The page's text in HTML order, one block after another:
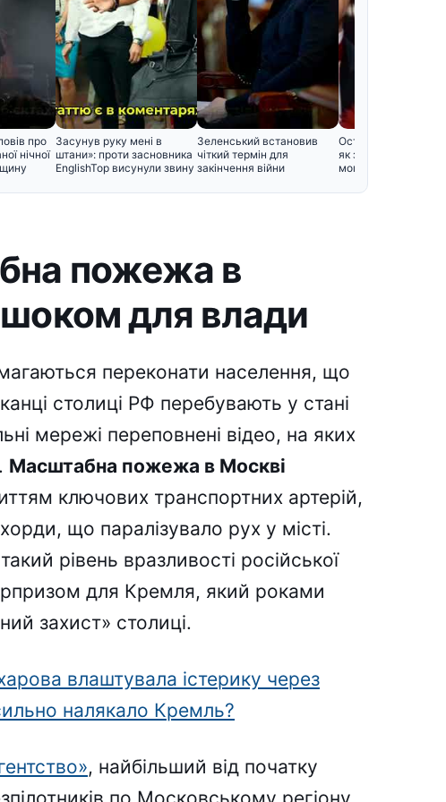
про
нічної
Засунув руку мені в
штани»: проти засновника
EnglishTop висунули звину
Зеленський встановив
чіткий термін для
закінчення війни
Останній спочинок
як зараз виглядають
могили відомих
пожежа в
для влади
переконати населення, що
столиці РФ перебувають у стані
мережі переповнені відео, на яких
Масштабна пожежа в Москві
ключових транспортних артерій,
що паралізувало рух у місті.
рівень вразливості російської
для Кремля, який роками
захист» столиці.
влаштувала істерику через
налякало Кремль?
, найбільший від початку